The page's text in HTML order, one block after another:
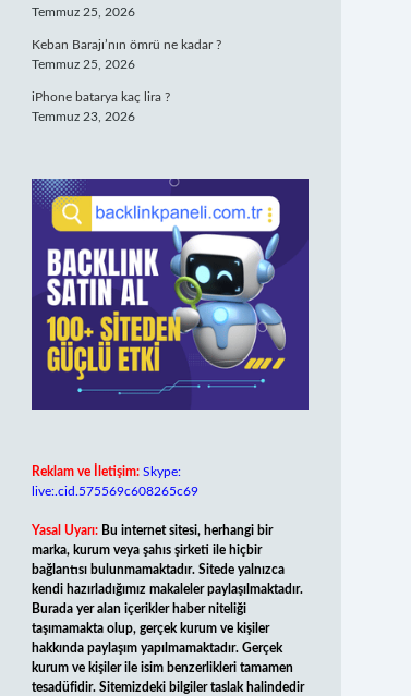
Temmuz 25, 2026
Keban Barajı’nın ömrü ne kadar ?
Temmuz 25, 2026
iPhone batarya kaç lira ?
Temmuz 23, 2026
Reklam ve İletişim: Skype:
live:.cid.575569c608265c69
Yasal Uyarı: Bu internet sitesi, herhangi bir
marka, kurum veya şahıs şirketi ile hiçbir
bağlantısı bulunmamaktadır. Sitede yalnızca
kendi hazırladığımız makaleler paylaşılmaktadır.
Burada yer alan içerikler haber niteliği
taşımamakta olup, gerçek kurum ve kişiler
hakkında paylaşım yapılmamaktadır. Gerçek
kurum ve kişiler ile isim benzerlikleri tamamen
tesadüfidir. Sitemizdeki bilgiler taslak halindedir